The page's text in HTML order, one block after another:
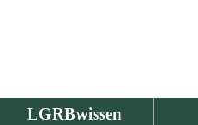
LGRBwissen